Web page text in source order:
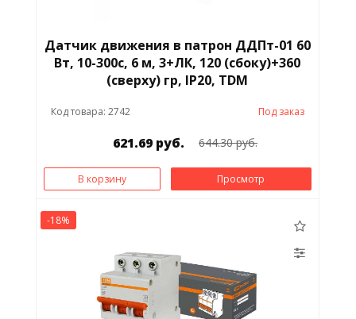
Рубильник Светильник/Прожектор
Сетевой фильтр
Сигнализатор
Стартер Счетчик
Трансформатор Тумблер
Датчик движения в патрон ДДПт-01 60
Вт, 10-300с, 6 м, 3+ЛК, 120 (сбоку)+360
(сверху) гр, IP20, TDM
Код товара: 2742 Под заказ
621.69 руб. 644.30 руб.
В корзину Просмотр
-18%